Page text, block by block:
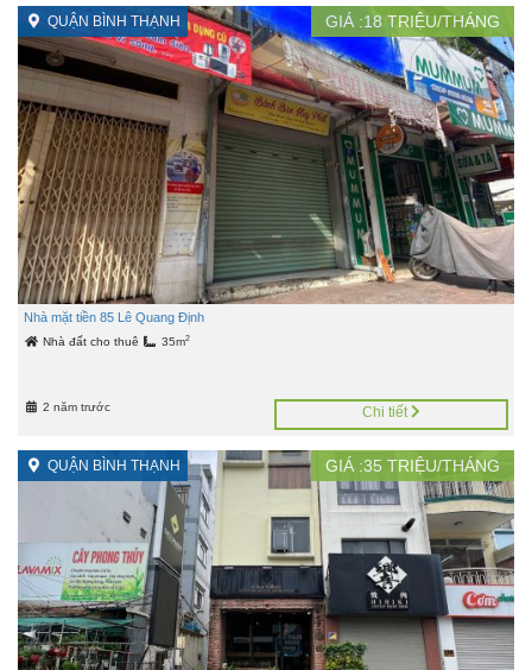
QUẬN BÌNH THẠNH GIÁ :18 TRIỆU/THÁNG
Nhà mặt tiền 85 Lê Quang Định
Nhà đất cho thuê 35m2
2 năm trước Chi tiết
QUẬN BÌNH THẠNH GIÁ :35 TRIỆU/THÁNG